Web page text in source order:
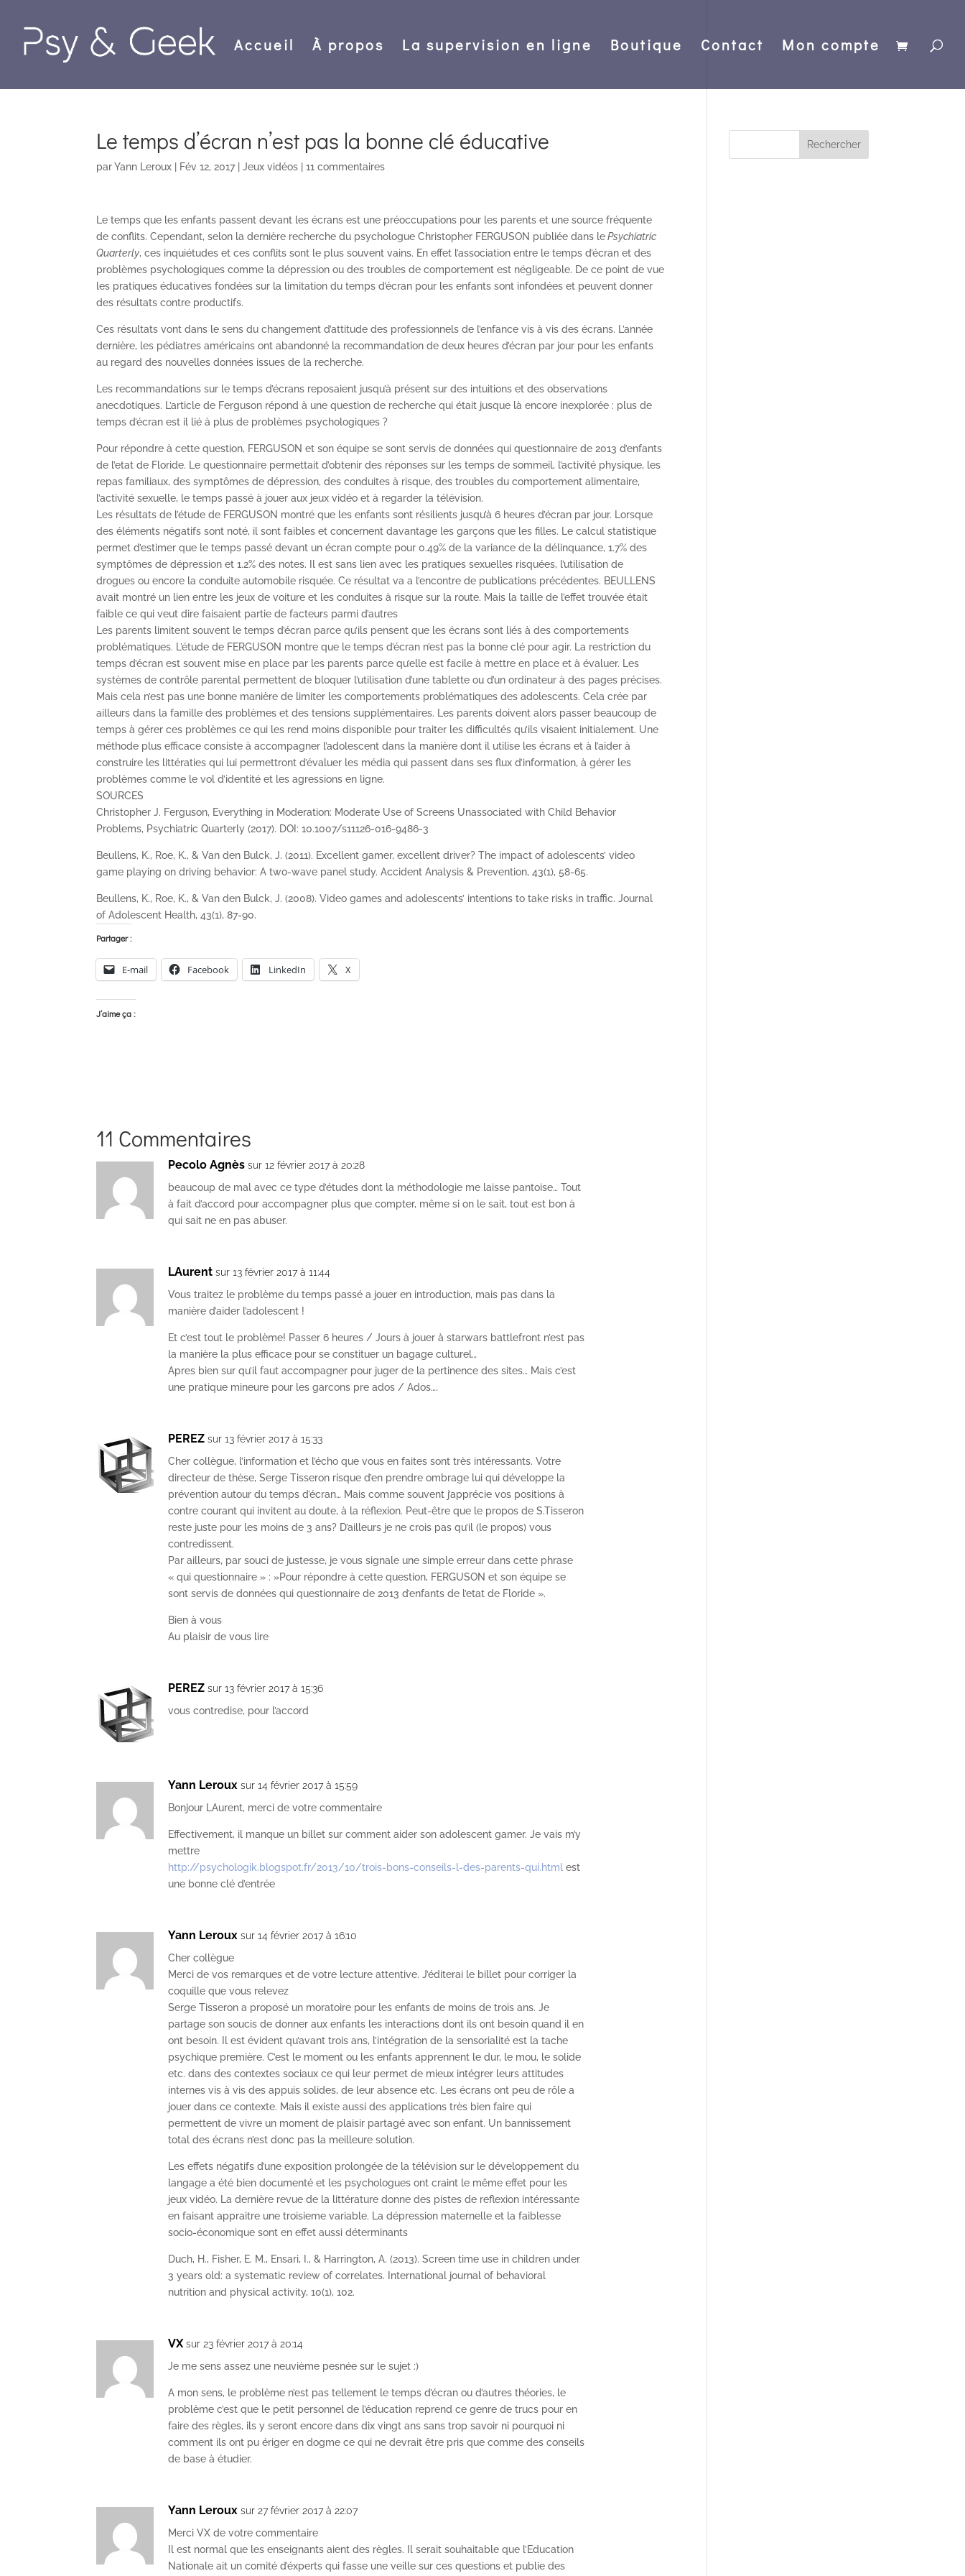
Accueil À propos La supervision en ligne Boutique Contact Mon compte
Le temps d’écran n’est pas la bonne clé éducative
parYann Leroux Fév 12, 2017|Jeux vidéos |11 commentaires
Le temps que les enfants passent devant les écrans est une préoccupations pour les parents et une source fréquente
de conflits. Cependant, selon la dernière recherche du psychologue Christopher FERGUSON publiée dans lePsychiatric
Quarterly, ces inquiétudes et ces conflits sont le plus souvent vains. En effet l’association entre le temps d’écran et des
problèmes psychologiques comme la dépression ou des troubles de comportement est négligeable. De ce point de vue
les pratiques éducatives fondées sur la limitation du temps d’écran pour les enfants sont infondées et peuvent donner
des résultats contre productifs.
Ces résultats vont dans le sens du changement d’attitude des professionnels de l’enfance vis à vis des écrans. L’année
dernière, les pédiatres américains ont abandonné la recommandation de deux heures d’écran par jour pour les enfants
au regard des nouvelles données issues de la recherche.
Les recommandations sur le temps d’écrans reposaient jusqu’à présent sur des intuitions et des observations
anecdotiques. L’article de Ferguson répond à une question de recherche qui était jusque là encore inexplorée : plus de
temps d’écran est il lié à plus de problèmes psychologiques ?
Pour répondre à cette question, FERGUSON et son équipe se sont servis de données qui questionnaire de 2013 d’enfants
de l’etat de Floride. Le questionnaire permettait d’obtenir des réponses sur les temps de sommeil, l’activité physique, les
repas familiaux, des symptômes de dépression, des conduites à risque, des troubles du comportement alimentaire,
l’activité sexuelle, le temps passé à jouer aux jeux vidéo et à regarder la télévision.
Les résultats de l’étude de FERGUSON montré que les enfants sont résilients jusqu’à 6 heures d’écran par jour. Lorsque
des éléments négatifs sont noté, il sont faibles et concernent davantage les garçons que les filles. Le calcul statistique
permet d’estimer que le temps passé devant un écran compte pour 0.49% de la variance de la délinquance, 1.7% des
symptômes de dépression et 1.2% des notes. Il est sans lien avec les pratiques sexuelles risquées, l’utilisation de
drogues ou encore la conduite automobile risquée. Ce résultat va a l’encontre de publications précédentes. BEULLENS
avait montré un lien entre les jeux de voiture et les conduites à risque sur la route. Mais la taille de l’effet trouvée était
faible ce qui veut dire faisaient partie de facteurs parmi d’autres
Les parents limitent souvent le temps d’écran parce qu’ils pensent que les écrans sont liés à des comportements
problématiques. L’étude de FERGUSON montre que le temps d’écran n’est pas la bonne clé pour agir. La restriction du
temps d’écran est souvent mise en place par les parents parce qu’elle est facile à mettre en place et à évaluer. Les
systèmes de contrôle parental permettent de bloquer l’utilisation d’une tablette ou d’un ordinateur à des pages précises.
Mais cela n’est pas une bonne manière de limiter les comportements problématiques des adolescents. Cela crée par
ailleurs dans la famille des problèmes et des tensions supplémentaires. Les parents doivent alors passer beaucoup de
temps à gérer ces problèmes ce qui les rend moins disponible pour traiter les difficultés qu’ils visaient initialement. Une
méthode plus efficace consiste à accompagner l’adolescent dans la manière dont il utilise les écrans et à l’aider à
construire les littératies qui lui permettront d’évaluer les média qui passent dans ses flux d’information, à gérer les
problèmes comme le vol d’identité et les agressions en ligne.
SOURCES
Christopher J. Ferguson, Everything in Moderation: Moderate Use of Screens Unassociated with Child Behavior
Problems, Psychiatric Quarterly (2017). DOI: 10.1007/s11126-016-9486-3
Beullens, K., Roe, K., & Van den Bulck, J. (2011). Excellent gamer, excellent driver? The impact of adolescents’ video
game playing on driving behavior: A two-wave panel study. Accident Analysis & Prevention, 43(1), 58-65.
Beullens, K., Roe, K., & Van den Bulck, J. (2008). Video games and adolescents’ intentions to take risks in traffic. Journal
of Adolescent Health, 43(1), 87-90.
Partager :
E-mail Facebook LinkedIn X
J’aime ça :
11 Commentaires
Pecolo Agnès sur 12 février 2017 à 20:28
beaucoup de mal avec ce type d’études dont la méthodologie me laisse pantoise… Tout
à fait d’accord pour accompagner plus que compter, même si on le sait, tout est bon à
qui sait ne en pas abuser.
LAurent sur 13 février 2017 à 11:44
Vous traitez le problème du temps passé a jouer en introduction, mais pas dans la
manière d’aider l’adolescent !
Et c’est tout le problème! Passer 6 heures / Jours à jouer à starwars battlefront n’est pas
la manière la plus efficace pour se constituer un bagage culturel…
Apres bien sur qu’il faut accompagner pour juger de la pertinence des sites… Mais c’est
une pratique mineure pour les garcons pre ados / Ados….
PEREZ sur 13 février 2017 à 15:33
Cher collègue, l’information et l’écho que vous en faites sont très intéressants. Votre
directeur de thèse, Serge Tisseron risque d’en prendre ombrage lui qui développe la
prévention autour du temps d’écran… Mais comme souvent j’apprécie vos positions à
contre courant qui invitent au doute, à la réflexion. Peut-être que le propos de S.Tisseron
reste juste pour les moins de 3 ans? D’ailleurs je ne crois pas qu’il (le propos) vous
contredissent.
Par ailleurs, par souci de justesse, je vous signale une simple erreur dans cette phrase
« qui questionnaire » : »Pour répondre à cette question, FERGUSON et son équipe se
sont servis de données qui questionnaire de 2013 d’enfants de l’etat de Floride ».
Bien à vous
Au plaisir de vous lire
PEREZ sur 13 février 2017 à 15:36
vous contredise, pour l’accord
Yann Leroux sur 14 février 2017 à 15:59
Bonjour LAurent, merci de votre commentaire
Effectivement, il manque un billet sur comment aider son adolescent gamer. Je vais m’y
mettre
http://psychologik.blogspot.fr/2013/10/trois-bons-conseils-l-des-parents-qui.html est
une bonne clé d’entrée
Yann Leroux sur 14 février 2017 à 16:10
Cher collègue
Merci de vos remarques et de votre lecture attentive. J’éditerai le billet pour corriger la
coquille que vous relevez
Serge Tisseron a proposé un moratoire pour les enfants de moins de trois ans. Je
partage son soucis de donner aux enfants les interactions dont ils ont besoin quand il en
ont besoin. Il est évident qu’avant trois ans, l’intégration de la sensorialité est la tache
psychique première. C’est le moment ou les enfants apprennent le dur, le mou, le solide
etc. dans des contextes sociaux ce qui leur permet de mieux intégrer leurs attitudes
internes vis à vis des appuis solides, de leur absence etc. Les écrans ont peu de rôle a
jouer dans ce contexte. Mais il existe aussi des applications très bien faire qui
permettent de vivre un moment de plaisir partagé avec son enfant. Un bannissement
total des écrans n’est donc pas la meilleure solution.
Les effets négatifs d’une exposition prolongée de la télévision sur le développement du
langage a été bien documenté et les psychologues ont craint le même effet pour les
jeux vidéo. La dernière revue de la littérature donne des pistes de reflexion intéressante
en faisant appraitre une troisieme variable. La dépression maternelle et la faiblesse
socio-économique sont en effet aussi déterminants
Duch, H., Fisher, E. M., Ensari, I., & Harrington, A. (2013). Screen time use in children under
3 years old: a systematic review of correlates. International journal of behavioral
nutrition and physical activity, 10(1), 102.
VX sur 23 février 2017 à 20:14
Je me sens assez une neuvième pesnée sur le sujet :)
A mon sens, le problème n’est pas tellement le temps d’écran ou d’autres théories, le
problème c’est que le petit personnel de l’éducation reprend ce genre de trucs pour en
faire des règles, ils y seront encore dans dix vingt ans sans trop savoir ni pourquoi ni
comment ils ont pu ériger en dogme ce qui ne devrait être pris que comme des conseils
de base à étudier.
Yann Leroux sur 27 février 2017 à 22:07
Merci VX de votre commentaire
Il est normal que les enseignants aient des règles. Il serait souhaitable que l’Education
Nationale ait un comité d’éxperts qui fasse une veille sur ces questions et publie des